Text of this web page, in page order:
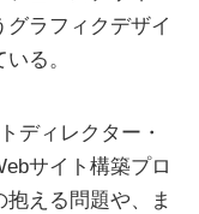
ラフィクデザイ
る。
ディレクター・
サイト構築プロ
える問題や、ま